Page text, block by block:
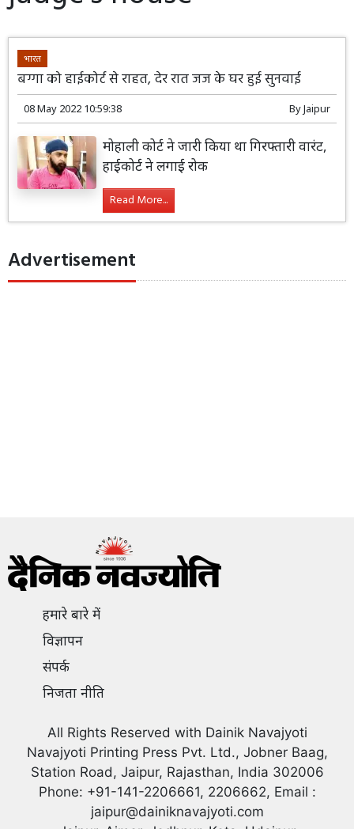
भारत
बग्गा को हाईकोर्ट से राहत, देर रात जज के घर हुई सुनवाई
08 May 2022 10:59:38 ByJaipur
मोहाली कोर्ट ने जारी किया था गिरफ्तारी वारंट,
हाईकोर्ट ने लगाई रोक
Read More...
Advertisement
हमारे बारे में
विज्ञापन
संपर्क
निजता नीति
All Rights Reserved with Dainik Navajyoti
Navajyoti Printing Press Pvt. Ltd., Jobner Baag,
Station Road, Jaipur, Rajasthan, India 302006
Phone: +91-141-2206661, 2206662, Email :
jaipur@dainiknavajyoti.com